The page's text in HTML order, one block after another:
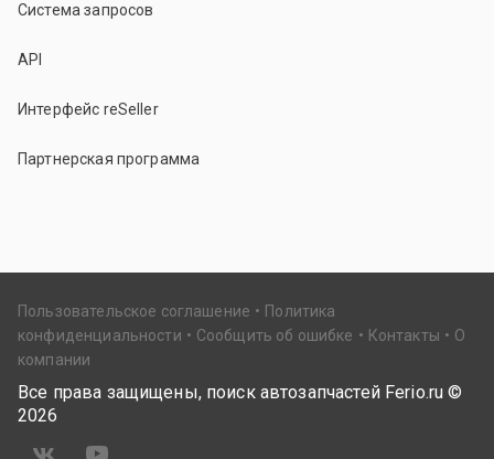
Система запросов
API
Интерфейс reSeller
Партнерская программа
Пользовательское соглашение
Политика
конфиденциальности
Сообщить об ошибке Контакты
О
компании
Все права защищены, поиск автозапчастей Ferio.ru ©
2026